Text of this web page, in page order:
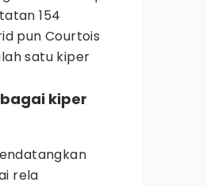
154
pun Courtois
satu kiper
kiper
rela